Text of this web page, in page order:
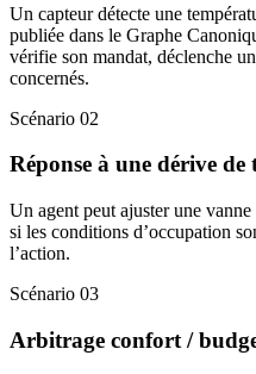
Un capteur détecte une
publiée dans le Graphe
vérifie son mandat, déclenche
concernés.
Scénario 02
Réponse à une dérive de
Un agent peut ajuster une
si les conditions d’occupation
l’action.
Scénario 03
Arbitrage confort /